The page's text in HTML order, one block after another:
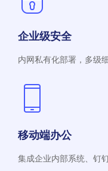
企业级安全
内网私有化部署，多级
移动端办公
集成企业内部系统、钉